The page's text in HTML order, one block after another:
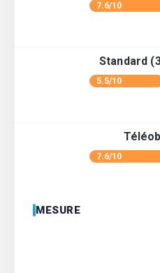
7.6/10
Standard
5.5/10
7.6/10
MESURE